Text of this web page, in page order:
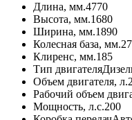
Длина, мм.4770
Высота, мм.1680
Ширина, мм.1890
Колесная база, мм.
Клиренс, мм.185
Тип двигателя
Объем двигателя, л.
Рабочий объем
Мощность, л.с.200